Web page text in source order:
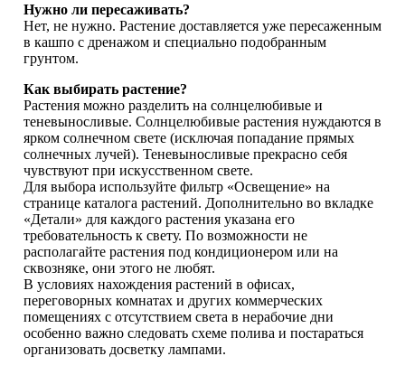
Нужно ли пересаживать?
Нет, не нужно. Растение доставляется уже пересаженным
в кашпо с дренажом и специально подобранным
грунтом.
Как выбирать растение?
Растения можно разделить на солнцелюбивые и
теневыносливые. Солнцелюбивые растения нуждаются в
ярком солнечном свете (исключая попадание прямых
солнечных лучей). Теневыносливые прекрасно себя
чувствуют при искусственном свете.
Для выбора используйте фильтр «Освещение» на
странице каталога растений. Дополнительно во вкладке
«Детали» для каждого растения указана его
требовательность к свету. По возможности не
располагайте растения под кондиционером или на
сквозняке, они этого не любят.
В условиях нахождения растений в офисах,
переговорных комнатах и других коммерческих
помещениях с отсутствием света в нерабочие дни
особенно важно следовать схеме полива и постараться
организовать досветку лампами.